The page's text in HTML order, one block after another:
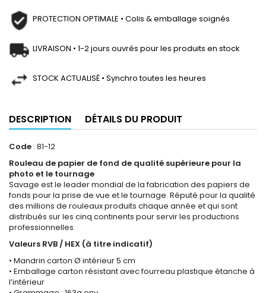
PROTECTION OPTIMALE • Colis & emballage soignés
LIVRAISON • 1-2 jours ouvrés pour les produits en stock
STOCK ACTUALISÉ • Synchro toutes les heures
DESCRIPTION DÉTAILS DU PRODUIT
Code : 81-12
Rouleau de papier de fond de qualité supérieure pour la
photo et le tournage
Savage est le leader mondial de la fabrication des papiers de
fonds pour la prise de vue et le tournage. Réputé pour la qualité
des millions de rouleaux produits chaque année et qui sont
distribués sur les cinq continents pour servir les productions
professionnelles
Valeurs RVB / HEX (à titre indicatif)
• Mandrin carton Ø intérieur 5 cm
• Emballage carton résistant avec fourreau plastique étanche à
l’intérieur